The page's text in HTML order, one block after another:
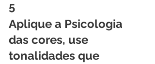
5
Aplique a Psicologia
das cores, use
tonalidades que